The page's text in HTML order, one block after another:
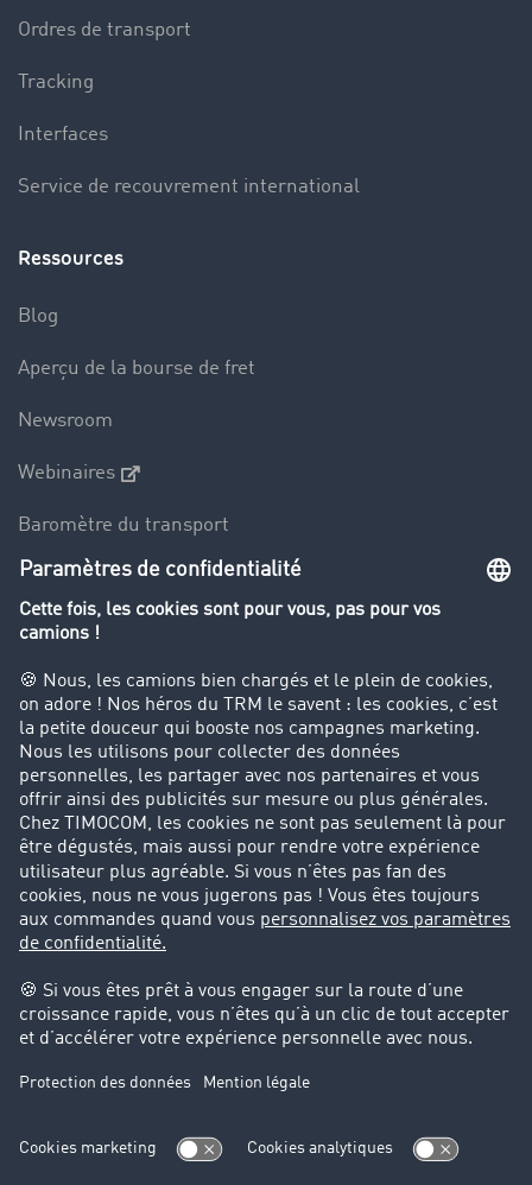
Ordres de transport
Tracking
Interfaces
Service de recouvrement international
Ressources
Blog
Aperçu de la bourse de fret
Newsroom
Webinaires
Baromètre du transport
Le dictionnaire du transport
Interdiction de circulation des poids lourds
Entreprise
Parrainage clients
Success Stories
Cadre légal
Mentions légales
Protection des données
Cookie-Einstellungen
Support